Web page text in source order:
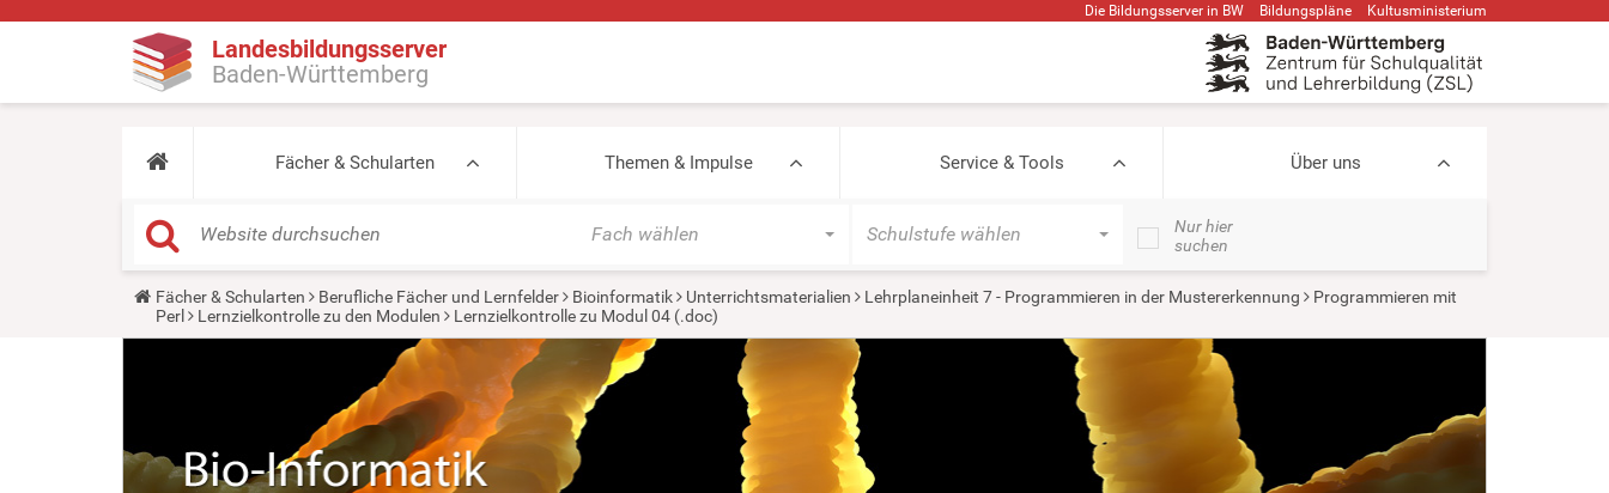
Die Bildungsserver in BW Bildungspläne Kultusministerium
Landesbildungsserver
Baden-Württemberg
Fächer & Schularten Themen & Impulse Service & Tools Über uns
Fach wählen Schulstufe wählen
Nur hier
suchen
Y
u
r
e
Fächer & Schularten Berufliche Fächer und Lernfelder Bioinformatik Unterrichtsmaterialien Lehrplaneinheit 7 - Programmieren in der Mustererkennung
Programmieren mit
Perl
Lernzielkontrolle zu den Modulen Lernzielkontrolle zu Modul 04 (.doc)